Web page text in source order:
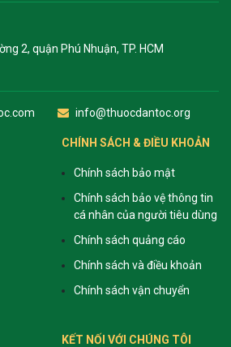
2, quận Phú Nhuận, TP. HCM
info@thuocdantoc.org
CHÍNH SÁCH & ĐIỀU KHOẢN
Chính sách bảo mật
Chính sách bảo vệ thông tin
cá nhân của người tiêu dùng
Chính sách quảng cáo
Chính sách và điều khoản
Chính sách vận chuyển
KẾT NỐI VỚI CHÚNG TÔI